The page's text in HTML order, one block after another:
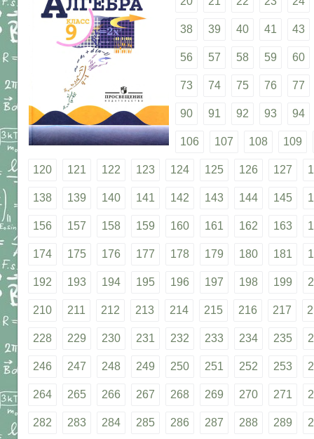
38 39 40 41 43
56 57 58 59 60
73 74 75 76 77
90 91 92 93 94
106 107 108 109
120 121 122 123 124 125 126 127
138 139 140 141 142 143 144 145
156 157 158 159 160 161 162 163
174 175 176 177 178 179 180 181
192 193 194 195 196 197 198 199
210 211 212 213 214 215 216 217
228 229 230 231 232 233 234 235
246 247 248 249 250 251 252 253
264 265 266 267 268 269 270 271
282 283 284 285 286 287 288 289